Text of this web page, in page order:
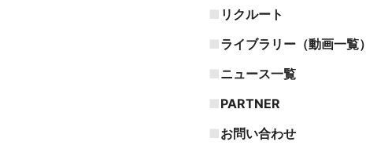
リクルート
ライブラリー（動画一覧）
ニュース一覧
PARTNER
お問い合わせ